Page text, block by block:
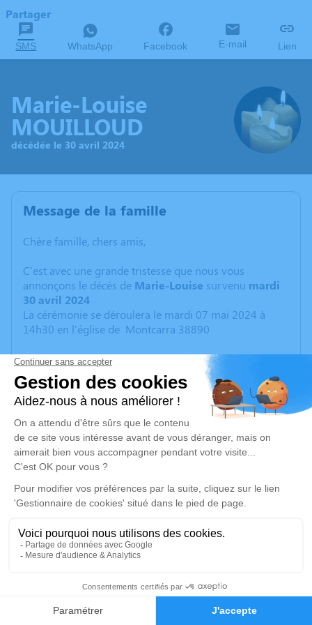
Faire-part Hommages
Partager
SMS WhatsApp Facebook E-mail Lien
Marie-Louise
MOUILLOUD
décédée le 30 avril 2024
Message de la famille
Chère famille, chers amis,
C'est avec une grande tristesse que nous vous
annonçons le décès de Marie-Louise survenu mardi
30 avril 2024
La cérémonie se déroulera le mardi 07 mai 2024 à
14h30 en l'église de Montcarra 38890
Un service de plantation d’arbre hommage est
disponible ici.
Je rends hommage
Cérémonie
mardi 07 mai 2024 à 14h30
Grande Rue
38890 Montcarra
Déroulé des obsèques